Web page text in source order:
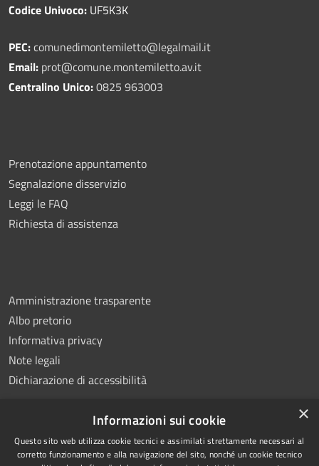
Codice Univoco: UF5K3K
PEC:comunedimontemiletto@legalmail.it
Email: prot@comune.montemiletto.av.it
Centralino Unico:0825 963003
Prenotazione appuntamento
Segnalazione disservizio
Leggi le FAQ
Richiesta di assistenza
Amministrazione trasparente
Albo pretorio
Informativa privacy
Note legali
Dichiarazione di accessibilità
RSS
Copyright © 2026 • Comune di
×
Informazioni sui cookie
Questo sito web utilizza cookie tecnici e assimilati strettamente necessari al
corretto funzionamento e alla navigazione del sito, nonché un cookie tecnico